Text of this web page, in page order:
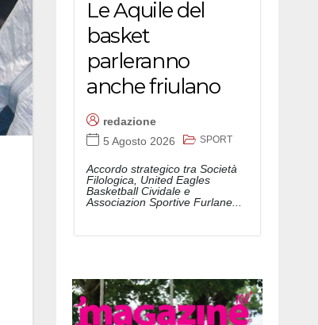
Le Aquile del
basket
parleranno
anche friulano
redazione
5 Agosto 2026
SPORT
Accordo strategico tra Società
Filologica, United Eagles
Basketball Cividale e
Associazion Sportive Furlane...